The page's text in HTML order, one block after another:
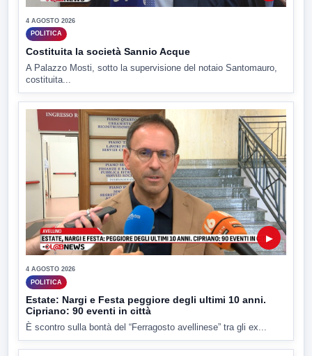
4 AGOSTO 2026
POLITICA
Costituita la società Sannio Acque
A Palazzo Mosti, sotto la supervisione del notaio Santomauro,
costituita...
▶
4 AGOSTO 2026
POLITICA
Estate: Nargi e Festa peggiore degli ultimi 10 anni.
Cipriano: 90 eventi in città
È scontro sulla bontà del “Ferragosto avellinese” tra gli ex...